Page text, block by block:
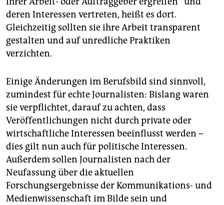
deren Interessen vertreten, heißt es dort.
Gleichzeitig sollten sie ihre Arbeit transparent
gestalten und auf unredliche Praktiken
verzichten.
Einige Änderungen im Berufsbild sind sinnvoll,
zumindest für echte Journalisten: Bislang waren
sie verpflichtet, darauf zu achten, dass
Veröffentlichungen nicht durch private oder
wirtschaftliche Interessen beeinflusst werden –
dies gilt nun auch für politische Interessen.
Außerdem sollen Journalisten nach der
Neufassung über die aktuellen
Forschungsergebnisse der Kommunikations- und
Medienwissenschaft im Bilde sein und